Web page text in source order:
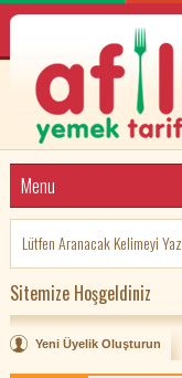
Menu
Sitemize Hoşgeldiniz
Yeni Üyelik Oluşturun